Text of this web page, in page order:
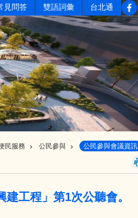
見問答 雙語詞彙 台北通
民服務 公民參與 公民參與會議資訊
工程」第1次公聽會。